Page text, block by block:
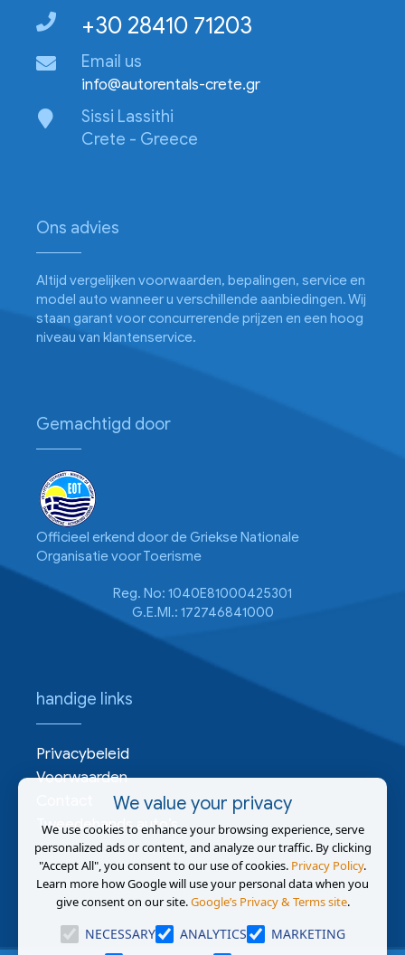
+30 28410 71203
Email us
info@autorentals-crete.gr
Sissi Lassithi
Crete - Greece
Ons advies
Altijd vergelijken voorwaarden, bepalingen, service en
model auto wanneer u verschillende aanbiedingen. Wij
staan garant voor concurrerende prijzen en een hoog
niveau van klantenservice.
Gemachtigd door
Officieel erkend door de Griekse Nationale
Organisatie voor Toerisme
Reg. No: 1040E81000425301
G.E.MI.: 172746841000
handige links
Privacybeleid
Voorwaarden
Tweedehands auto’s
We value your privacy
We use cookies to enhance your browsing experience, serve
personalized ads or content, and analyze our traffic. By clicking
"Accept All", you consent to our use of cookies. Privacy Policy.
Learn more how Google will use your personal data when you
give consent on our site.Google’s Privacy & Terms site.
NECESSARY ANALYTICS
MARKETING